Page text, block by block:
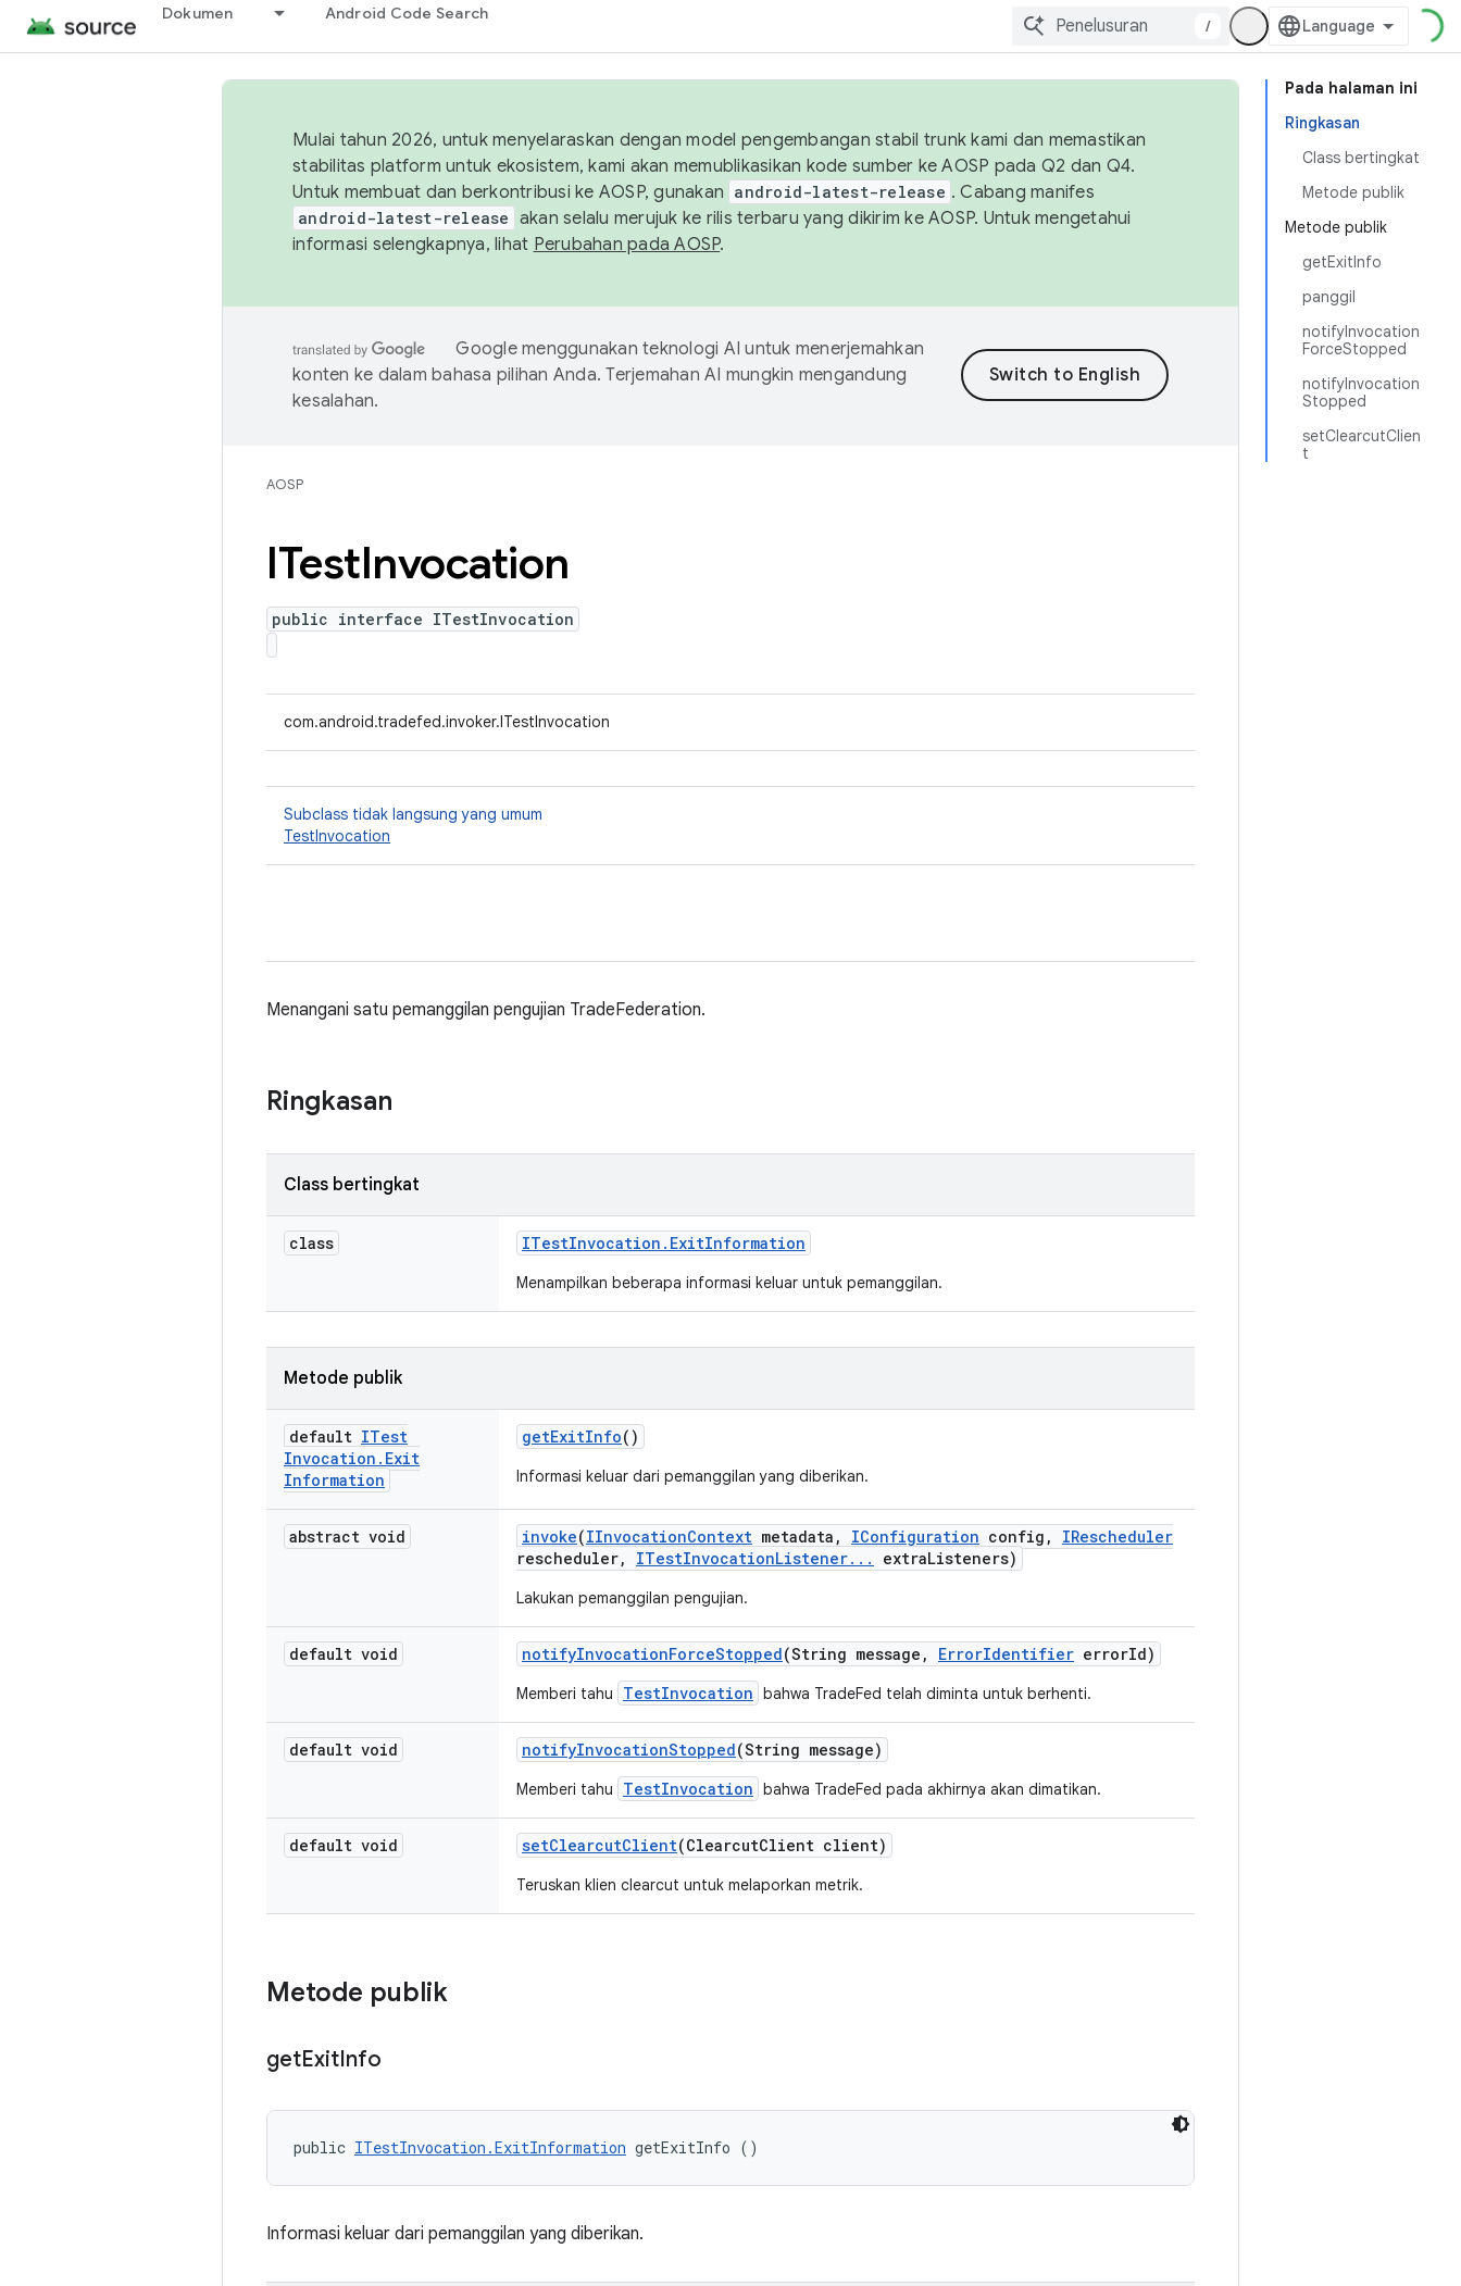
Dokumen Android Code Search
/
Pada halaman ini
Ringkasan
Class bertingkat
Metode publik
Metode publik
getExitInfo
panggil
notifyInvocation
ForceStopped
notifyInvocation
Stopped
setClearcutClien
t
Mulai tahun 2026, untuk menyelaraskan dengan model pengembangan stabil trunk kami dan memastikan
stabilitas platform untuk ekosistem, kami akan memublikasikan kode sumber ke AOSP pada Q2 dan Q4.
Untuk membuat dan berkontribusi ke AOSP, gunakan android-latest-release . Cabang manifes
android-latest-release akan selalu merujuk ke rilis terbaru yang dikirim ke AOSP. Untuk mengetahui
informasi selengkapnya, lihat Perubahan pada AOSP.
Google menggunakan teknologi AI untuk menerjemahkan
konten ke dalam bahasa pilihan Anda. Terjemahan AI mungkin mengandung
kesalahan.
AOSP
ITestInvocation
public interface ITestInvocation
com.android.tradefed.invoker.ITestInvocation
Subclass tidak langsung yang umum
TestInvocation
Menangani satu pemanggilan pengujian TradeFederation.
Ringkasan
Class bertingkat
class ITestInvocation . ExitInformation
Menampilkan beberapa informasi keluar untuk pemanggilan.
Metode publik
default ITest
Invocation . Exit
Information
getExitInfo()
Informasi keluar dari pemanggilan yang diberikan.
abstract void invoke(IInvocationContext metadata , IConfiguration config ,
IRescheduler
rescheduler, ITestInvocationListener. . . extraListeners)
Lakukan pemanggilan pengujian.
default void notifyInvocationForceStopped(String message , ErrorIdentifier errorId)
Memberi tahu TestInvocation bahwa TradeFed telah diminta untuk berhenti.
default void notifyInvocationStopped(String message)
Memberi tahu TestInvocation bahwa TradeFed pada akhirnya akan dimatikan.
default void setClearcutClient(ClearcutClient client)
Teruskan klien clearcut untuk melaporkan metrik.
Metode publik
getExitInfo
public ITestInvocation.ExitInformation getExitInfo ()
Informasi keluar dari pemanggilan yang diberikan.